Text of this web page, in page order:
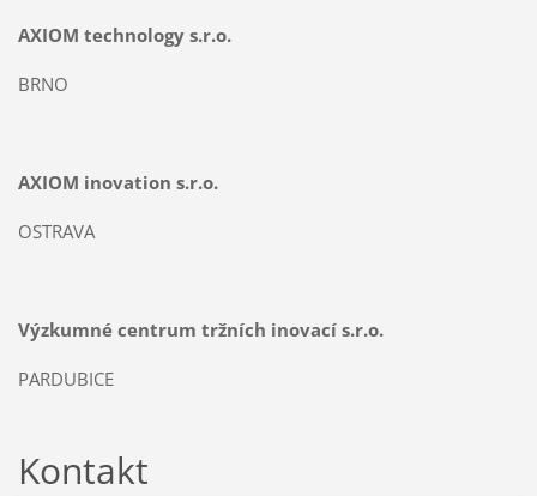
AXIOM technology s.r.o.
BRNO
AXIOM inovation s.r.o.
OSTRAVA
Výzkumné centrum tržních inovací s.r.o.
PARDUBICE
Kontakt